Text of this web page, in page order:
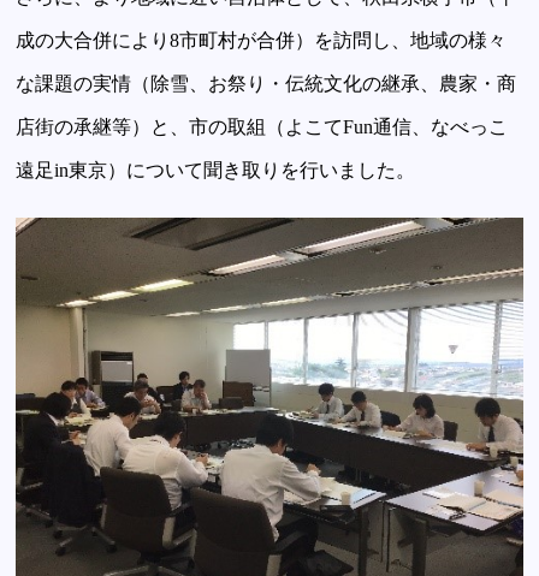
成の大合併により8市町村が合併）を訪問し、地域の様々
な課題の実情（除雪、お祭り・伝統文化の継承、農家・商
店街の承継等）と、市の取組（よこてFun通信、なべっこ
遠足in東京）について聞き取りを行いました。